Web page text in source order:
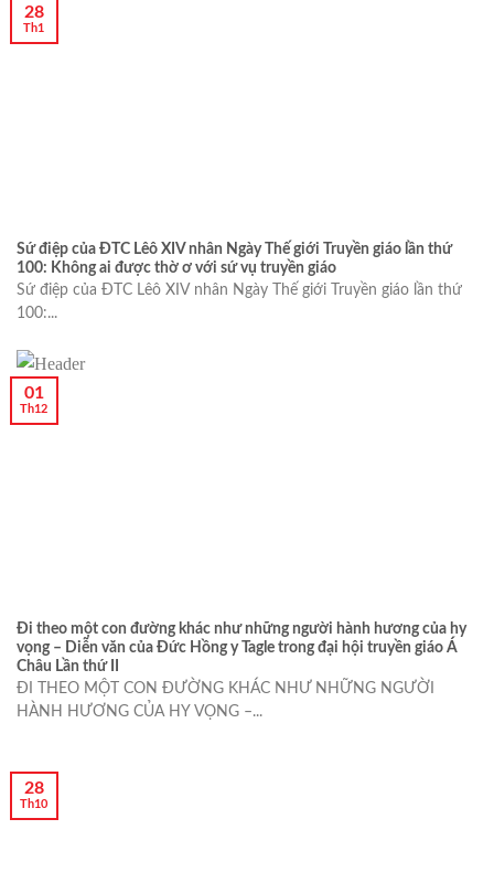
Sứ điệp của ĐTC Lêô XIV nhân Ngày Thế giới Truyền giáo lần thứ
100: Không ai được thờ ơ với sứ vụ truyền giáo
Sứ điệp của ĐTC Lêô XIV nhân Ngày Thế giới Truyền giáo lần thứ
100:...
28
Th1
Đi theo một con đường khác như những người hành hương của hy
vọng – Diễn văn của Đức Hồng y Tagle trong đại hội truyền giáo Á
Châu Lần thứ II
ĐI THEO MỘT CON ĐƯỜNG KHÁC NHƯ NHỮNG NGƯỜI
HÀNH HƯƠNG CỦA HY VỌNG –...
01
Th12
28
Th10